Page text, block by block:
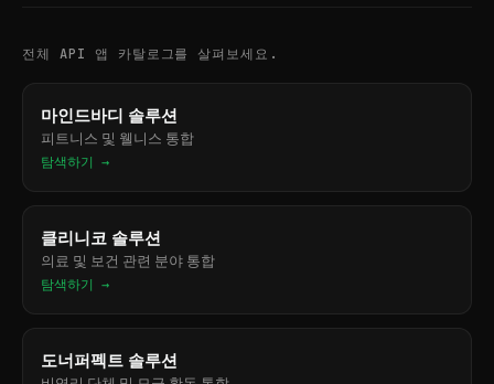
전체 API 앱 카탈로그를 살펴보세요.
마인드바디 솔루션
피트니스 및 웰니스 통합
탐색하기 →
클리니코 솔루션
의료 및 보건 관련 분야 통합
탐색하기 →
도너퍼펙트 솔루션